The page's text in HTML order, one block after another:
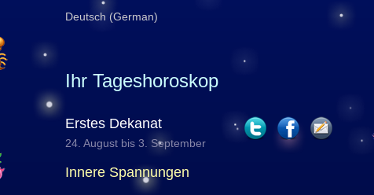
Deutsch (German)
Ihr Tageshoroskop
Erstes Dekanat
24. August bis 3. September
Innere Spannungen